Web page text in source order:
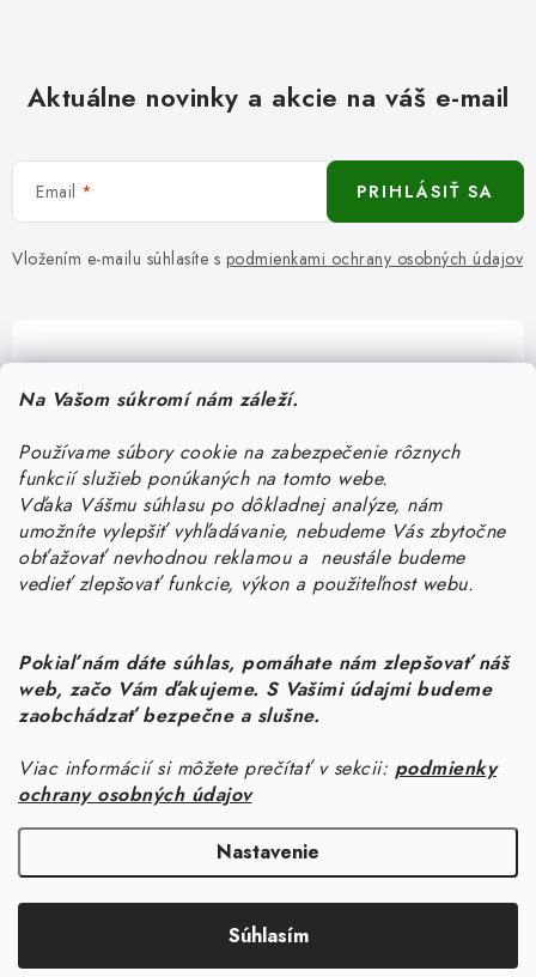
Na Vašom súkromí nám záleží.
Používame súbory cookie na zabezpečenie rôznych
funkcií služieb ponúkaných na tomto webe.
Vďaka Vášmu súhlasu po dôkladnej analýze, nám
umožníte vylepšiť vyhľadávanie, nebudeme Vás zbytočne
obťažovať nevhodnou reklamou a neustále budeme
vedieť zlepšovať funkcie, výkon a použiteľnost webu.
Pokiaľ nám dáte súhlas, pomáhate nám zlepšovať náš
web, začo Vám ďakujeme. S Vašimi údajmi budeme
zaobchádzať bezpečne a slušne.
Viac informácií si môžete prečítať v sekcii: podmienky
ochrany osobných údajov
Nastavenie
Súhlasím
Aktuálne novinky a akcie na váš e-mail
Email
Vložením e-mailu súhlasíte s podmienkami ochrany osobných údajov
PRIHLÁSIŤ SA
Pomôžeme vám s výberom
Potrebujete s niečím poradiť? Sme tu pre vás!
objednavky@kurin.sk
0950456469
Informácie pre vás
Náš príbeh od začiatku
Kontakt
Facebook
Copyright 2026KURIN.SK. Všetky práva vyhradené.Upraviť nastavenie
cookies